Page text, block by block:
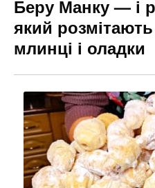
Беру Манку — і
який
млинці і оладки